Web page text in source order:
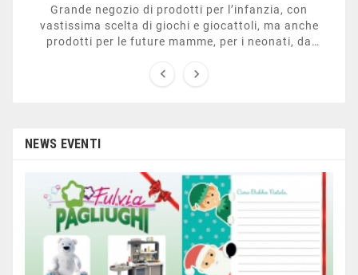
Grande negozio di prodotti per l’infanzia, con
vastissima scelta di giochi e giocattoli, ma anche
prodotti per le future mamme, per i neonati, da
sezione dedicata all’arredo giardino, giochi all’aperto,
 
NEWS EVENTI